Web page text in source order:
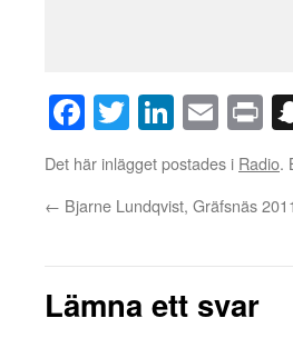
Facebook
Twitter
Det här inlägget postades i Radio.
← Bjarne Lundqvist, Gräfsnäs 2011
Lämna ett svar